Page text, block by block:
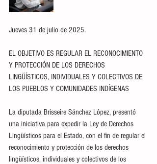
Jueves 31 de julio de 2025.
EL OBJETIVO ES REGULAR EL RECONOCIMIENTO
Y PROTECCIÓN DE LOS DERECHOS
LINGÜÍSTICOS, INDIVIDUALES Y COLECTIVOS DE
LOS PUEBLOS Y COMUNIDADES INDÍGENAS
La diputada Brisseire Sánchez López, presentó
una iniciativa para expedir la Ley de Derechos
Lingüísticos para el Estado, con el fin de regular el
reconocimiento y protección de los derechos
lingüísticos, individuales y colectivos de los